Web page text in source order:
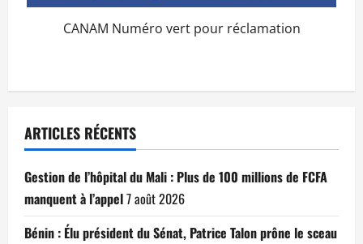
CANAM Numéro vert pour réclamation
ARTICLES RÉCENTS
Gestion de l’hôpital du Mali : Plus de 100 millions de FCFA
manquent à l’appel7 août 2026
Bénin : Élu président du Sénat, Patrice Talon prône le sceau